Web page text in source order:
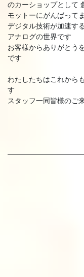
のカーショップとして
モットーにがんばって
デジタル技術が加速す
アナログの世界です
お客様からありがとう
です
わたしたちはこれから
す
スタッフ一同皆様のご